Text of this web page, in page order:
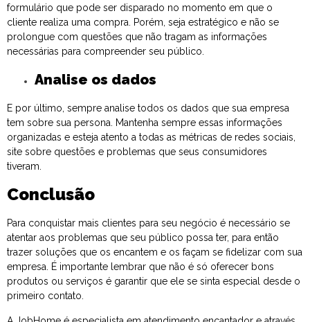
formulário que pode ser disparado no momento em que o
cliente realiza uma compra. Porém, seja estratégico e não se
prolongue com questões que não tragam as informações
necessárias para compreender seu público.
Analise os dados
E por último, sempre analise todos os dados que sua empresa
tem sobre sua persona. Mantenha sempre essas informações
organizadas e esteja atento a todas as métricas de redes sociais,
site sobre questões e problemas que seus consumidores
tiveram.
Conclusão
Para conquistar mais clientes para seu negócio é necessário se
atentar aos problemas que seu público possa ter, para então
trazer soluções que os encantem e os façam se fidelizar com sua
empresa. É importante lembrar que não é só oferecer bons
produtos ou serviços é garantir que ele se sinta especial desde o
primeiro contato.